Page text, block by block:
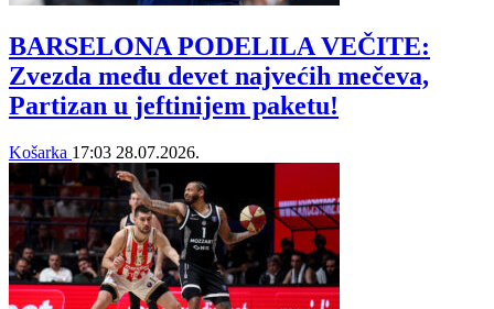
BARSELONA PODELILA VEČITE:
Zvezda među devet najvećih mečeva,
Partizan u jeftinijem paketu!
Košarka 17:03 28.07.2026.